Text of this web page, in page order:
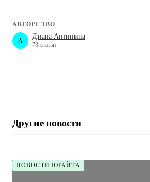
АВТОРСТВО
A
Диана Антипина
73 статьи
Другие новости
НОВОСТИ ЮРАЙТА